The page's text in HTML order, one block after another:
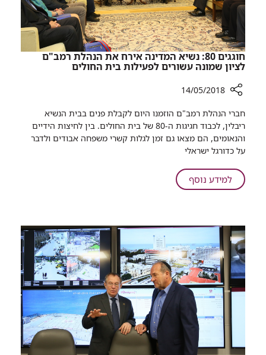
חוגגים 80: נשיא המדינה אירח את הנהלת רמב"ם
לציון שמונה עשורים לפעילות בית החולים
שיתוף
חוגגים
80:
נשיא
המדינה
אירח
לציון
שמונה
עשורים
לפעילות
בית
החולים
14/05/2018
חברי הנהלת רמב"ם הוזמנו היום לקבלת פנים בבית הנשיא
ריבלין, לכבוד חגיגות ה-80 של בית החולים. בין לחיצות הידיים
והנאומים, הם מצאו גם זמן לגלות קשרי משפחה אבודים ולדבר
על כדורגל ישראלי
למידע נוסףעל
חוגגים
המדינה
אירח
את
הנהלת
רמב"ם
שמונה
עשורים
לפעילות
בית